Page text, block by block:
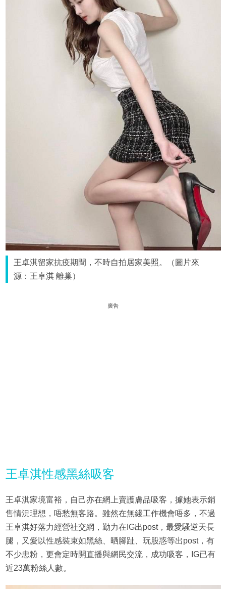
王卓淇留家抗疫期間，不時自拍居家美照。（圖片來
源：王卓淇 離巢）
廣告
王卓淇性感黑絲吸客
王卓淇家境富裕，自己亦在網上賣護膚品吸客，據她表示銷
售情況理想，唔愁無客路。雖然在無綫工作機會唔多，不過
王卓淇好落力經營社交網，勤力在IG出post，最愛騷逆天長
腿，又愛以性感裝束如黑絲、晒腳趾、玩股惑等出post，有
不少忠粉，更會定時開直播與網民交流，成功吸客，IG已有
近23萬粉絲人數。